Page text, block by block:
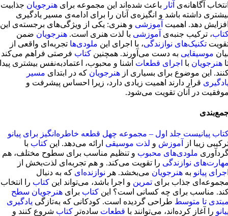
آگاهانه‌ی آثار باعث شده‌اند این مجموعه برای هنرجویان جذابیت
داشته باشد و انگیزه‌ی آنان را برای ادامه‌ی مسیر یادگیری
دهد. اهمیت آموزشی و هنری: یکی از ویژگی‌های برجسته‌ی این
، ترکیب جنبه‌ی آموزشی با لذت هنری است. هنرجویان ضمن
تکنیک‌های نوازندگی، با اجرای این ملودی‌ها تجربه‌ای واقعی از
موسیقایی به دست می‌آورند. همچنین کتاب فرصتی فراهم می‌کند
هنرجویان با اجرای قطعات آشنا و محبوب، اعتمادبه‌نفس بیشتری پیدا
این موضوع برای بسیاری از هنرجویان که در ابتدای مسیر
قرار دارند اهمیت زیادی دارد، زیرا احساس پیشرفت و
در آنان تقویت می‌شود.
پیانیست جلد اول – مجموعه چهل قطعه خاطره‌انگیز برای پیانو
زیبا از
آموزش و لذت موسیقی ارائه می‌دهد. این کتاب با
ملودی‌های محبوب و تنظیم مناسب برای سطوح مختلف، هم
نوازندگی را تقویت می‌کند. و هم تجربه‌ای لذت‌بخش از
پیانو به هنرجویان می‌بخشد. هر نوازنده‌ای که به دنبال
جذاب برای تمرین و اجرا باشد، می‌تواند این کتاب را انتخاب
مناسب برای چه کسانی است؟ این کتاب برای هنرجویان سطح
تا متوسط طراحی گردیده است. کودکانی که به‌تازگی یادگیری
را آغاز کرده‌اند، می‌توانند با قطعات ساده‌تر کتاب شروع کنند و